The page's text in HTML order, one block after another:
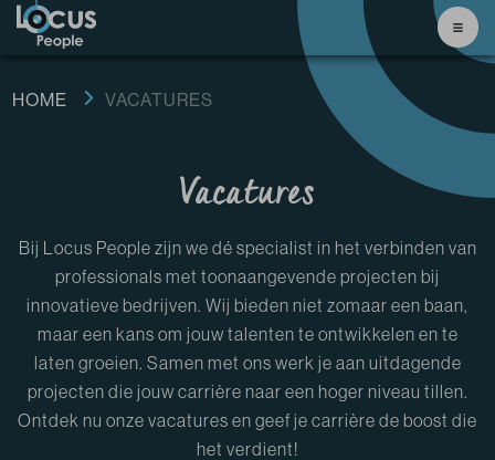
HOME VACATURES
Vacatures
Bij Locus People zijn we dé specialist in het verbinden van
professionals met toonaangevende projecten bij
innovatieve bedrijven. Wij bieden niet zomaar een baan,
maar een kans om jouw talenten te ontwikkelen en te
laten groeien. Samen met ons werk je aan uitdagende
projecten die jouw carrière naar een hoger niveau tillen.
Ontdek nu onze vacatures en geef je carrière de boost die
het verdient!